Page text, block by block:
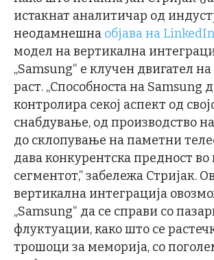
истакнат аналитичар од
неодамнешна објава на LinkedIn
модел на вертикална
„Samsung“ е клучен двигател
раст. „Способноста на Samsung
контролира секој аспект од
снабдување, од производство
до склопување на паметни
дава конкурентска предност
сегментот,” забележа Стријак.
вертикална интеграција
„Samsung“ да се справи со
флуктуации, како што се
трошоци за меморија, со